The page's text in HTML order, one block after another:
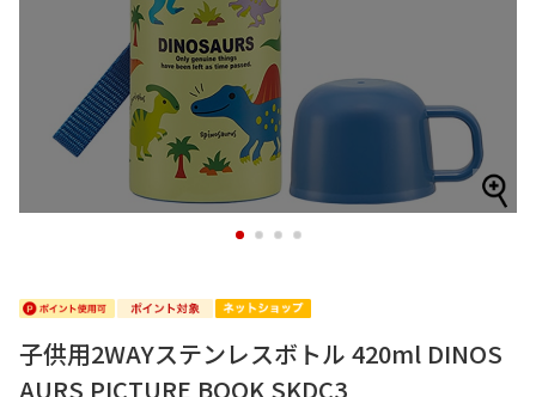
1 2 3 4
子供用2WAYステンレスボトル 420ml DINOS
AURS PICTURE BOOK SKDC3